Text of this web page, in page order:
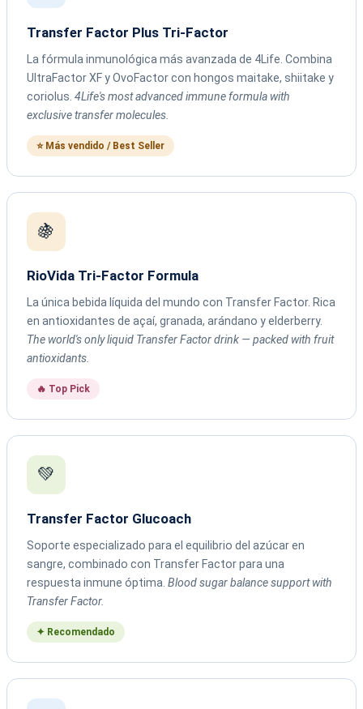
Transfer Factor Plus Tri-Factor
La fórmula inmunológica más avanzada de 4Life. Combina
UltraFactor XF y OvoFactor con hongos maitake, shiitake y
coriolus. 4Life's most advanced immune formula with
exclusive transfer molecules.
⭐ Más vendido / Best Seller
🍇
RioVida Tri-Factor Formula
La única bebida líquida del mundo con Transfer Factor. Rica
en antioxidantes de açaí, granada, arándano y elderberry.
The world's only liquid Transfer Factor drink — packed with fruit
antioxidants.
🔥 Top Pick
💚
Transfer Factor Glucoach
Soporte especializado para el equilibrio del azúcar en
sangre, combinado con Transfer Factor para una
respuesta inmune óptima. Blood sugar balance support with
Transfer Factor.
✦ Recomendado